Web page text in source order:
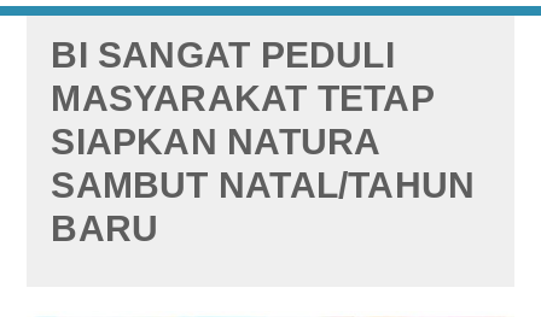
BI SANGAT PEDULI
MASYARAKAT TETAP
SIAPKAN NATURA
SAMBUT NATAL/TAHUN
BARU